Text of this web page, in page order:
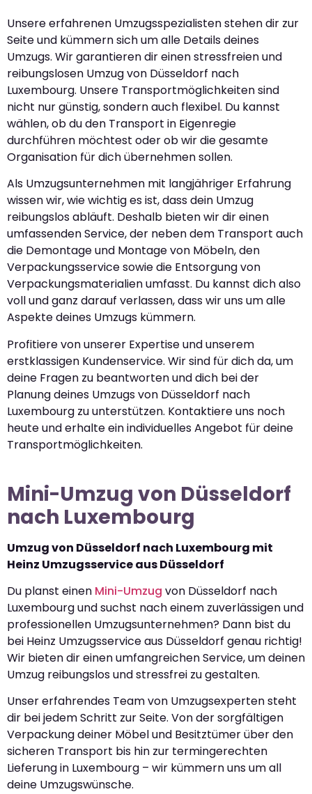
Unsere erfahrenen Umzugsspezialisten stehen dir zur
Seite und kümmern sich um alle Details deines
Umzugs. Wir garantieren dir einen stressfreien und
reibungslosen Umzug von Düsseldorf nach
Luxembourg. Unsere Transportmöglichkeiten sind
nicht nur günstig, sondern auch flexibel. Du kannst
wählen, ob du den Transport in Eigenregie
durchführen möchtest oder ob wir die gesamte
Organisation für dich übernehmen sollen.
Als Umzugsunternehmen mit langjähriger Erfahrung
wissen wir, wie wichtig es ist, dass dein Umzug
reibungslos abläuft. Deshalb bieten wir dir einen
umfassenden Service, der neben dem Transport auch
die Demontage und Montage von Möbeln, den
Verpackungsservice sowie die Entsorgung von
Verpackungsmaterialien umfasst. Du kannst dich also
voll und ganz darauf verlassen, dass wir uns um alle
Aspekte deines Umzugs kümmern.
Profitiere von unserer Expertise und unserem
erstklassigen Kundenservice. Wir sind für dich da, um
deine Fragen zu beantworten und dich bei der
Planung deines Umzugs von Düsseldorf nach
Luxembourg zu unterstützen. Kontaktiere uns noch
heute und erhalte ein individuelles Angebot für deine
Transportmöglichkeiten.
Mini-Umzug von Düsseldorf
nach Luxembourg
Umzug von Düsseldorf nach Luxembourg mit
Heinz Umzugsservice aus Düsseldorf
Du planst einen Mini-Umzug von Düsseldorf nach
Luxembourg und suchst nach einem zuverlässigen und
professionellen Umzugsunternehmen? Dann bist du
bei Heinz Umzugsservice aus Düsseldorf genau richtig!
Wir bieten dir einen umfangreichen Service, um deinen
Umzug reibungslos und stressfrei zu gestalten.
Unser erfahrendes Team von Umzugsexperten steht
dir bei jedem Schritt zur Seite. Von der sorgfältigen
Verpackung deiner Möbel und Besitztümer über den
sicheren Transport bis hin zur termingerechten
Lieferung in Luxembourg – wir kümmern uns um all
deine Umzugswünsche.